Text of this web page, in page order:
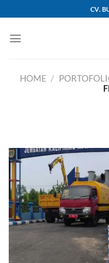
to
content
CV.
HOME /